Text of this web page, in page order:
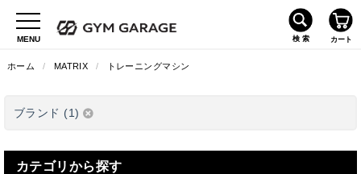
ホーム / MATRIX / トレーニングマシン
ブランド (1)
カテゴリから探す